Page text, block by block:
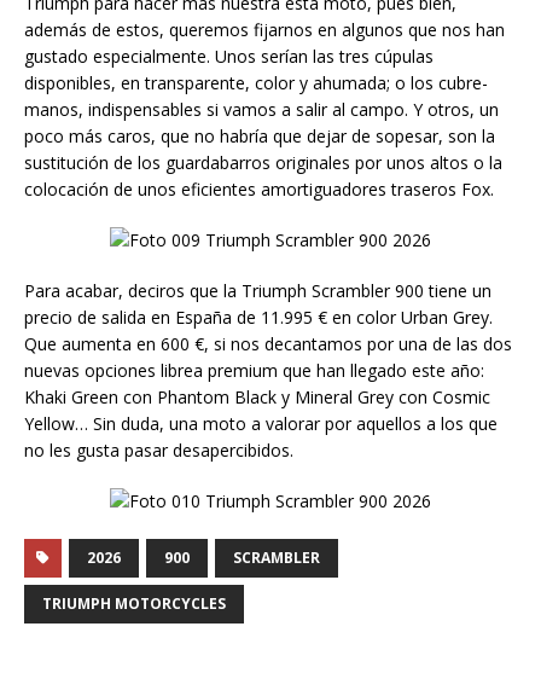
además de estos, queremos fijarnos en algunos que nos han
gustado especialmente. Unos serían las tres cúpulas
disponibles, en transparente, color y ahumada; o los cubre-
manos, indispensables si vamos a salir al campo. Y otros, un
poco más caros, que no habría que dejar de sopesar, son la
sustitución de los guardabarros originales por unos altos o la
colocación de unos eficientes amortiguadores traseros Fox.
Para acabar, deciros que la Triumph Scrambler 900 tiene un
precio de salida en España de 11.995 € en color Urban Grey.
Que aumenta en 600 €, si nos decantamos por una de las dos
nuevas opciones librea premium que han llegado este año:
Khaki Green con Phantom Black y Mineral Grey con Cosmic
Yellow… Sin duda, una moto a valorar por aquellos a los que
no les gusta pasar desapercibidos.
2026 900 SCRAMBLER
TRIUMPH MOTORCYCLES